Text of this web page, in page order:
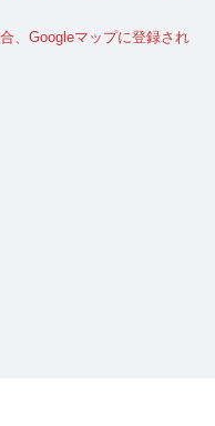
、Googleマップに登録され